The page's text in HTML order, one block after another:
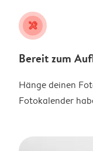
tools
Bereit zum
Hänge deinen
Fotokalender